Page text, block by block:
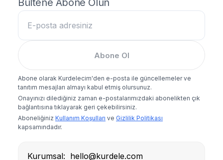
Bültene Abone Olun
Abone Ol
Abone olarak Kurdelecim'den e-posta ile güncellemeler ve
tanıtım mesajları almayı kabul etmiş olursunuz.
Onayınızı dilediğiniz zaman e-postalarımızdaki abonelikten çık
bağlantısına tıklayarak geri çekebilirsiniz.
Aboneliğiniz Kullanım Koşulları ve Gizlilik Politikası
kapsamındadır.
Kurumsal: hello@kurdele.com